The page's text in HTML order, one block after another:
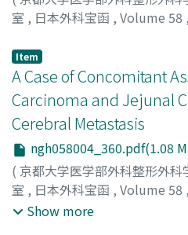
室 , 日本外科宝函 , Volume 58 ,
田矢, 功司
Item
A Case of Concomitant
Carcinoma and Jejunal
Cerebral Metastasis
ngh058004_360.pdf(1.08
( 京都大学医学部外科整形外
室 , 日本外科宝函 , Volume 58 ,
367)
Show more